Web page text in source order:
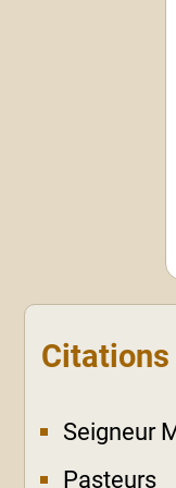
Citations
Seigneur
Pasteurs